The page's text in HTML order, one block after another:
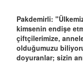
Pakdemirli:
kimsenin endişe
çiftçilerimize,
olduğumuzu
doyuranlar; sizin